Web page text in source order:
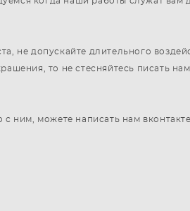
не допускайте длительного
то не стесняйтесь писать
ним, можете написать нам